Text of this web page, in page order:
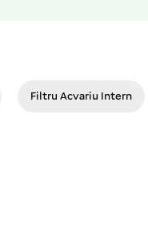
Filtru Acvariu Intern